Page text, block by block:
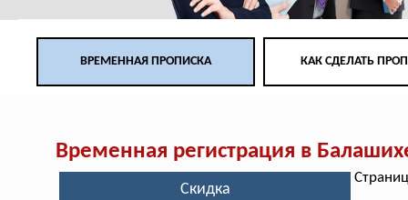
ВРЕМЕННАЯ ПРОПИСКА КАК СДЕЛАТЬ
Временная регистрация в
Скидка